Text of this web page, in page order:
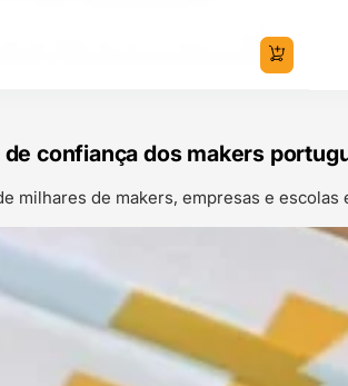
de confiança dos makers
milhares de makers, empresas e escolas